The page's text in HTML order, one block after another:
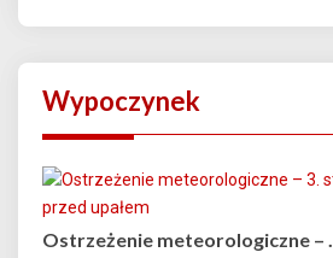
Wypoczynek
Ostrzeżenie meteorologiczne – …